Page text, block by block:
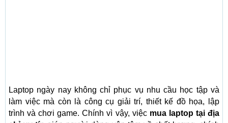
Laptop ngày nay không chỉ phục vụ nhu cầu học tập và
làm việc mà còn là công cụ giải trí, thiết kế đồ họa, lập
trình và chơi game. Chính vì vậy, việc mua laptop tại địa